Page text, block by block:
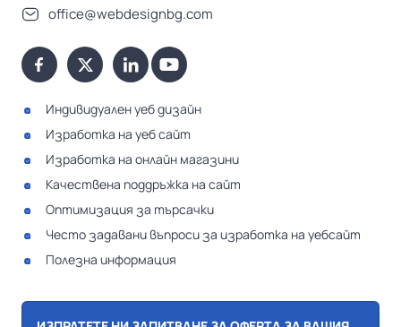
office@webdesignbg.com
Индивидуален уеб дизайн
Изработка на уеб сайт
Изработка на онлайн магазини
Качествена поддръжка на сайт
Оптимизация за търсачки
Често задавани въпроси за изработка на уебсайт
Полезна информация